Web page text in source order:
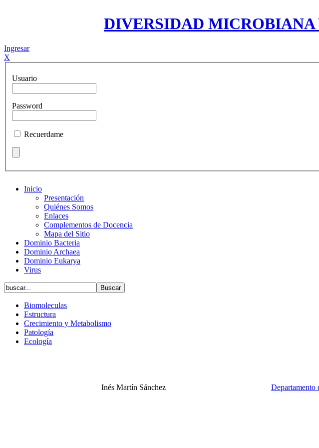
DIVERSIDAD
Ingresar
X
Usuario
Password
Recuerdame
Inicio
Presentación
Quiénes Somos
Enlaces
Complementos de Docencia
Mapa del Sitio
Dominio Bacteria
Dominio Archaea
Dominio Eukarya
Virus
Biomoleculas
Estructura
Crecimiento y Metabolismo
Patología
Ecología
Inés Martín Sánchez